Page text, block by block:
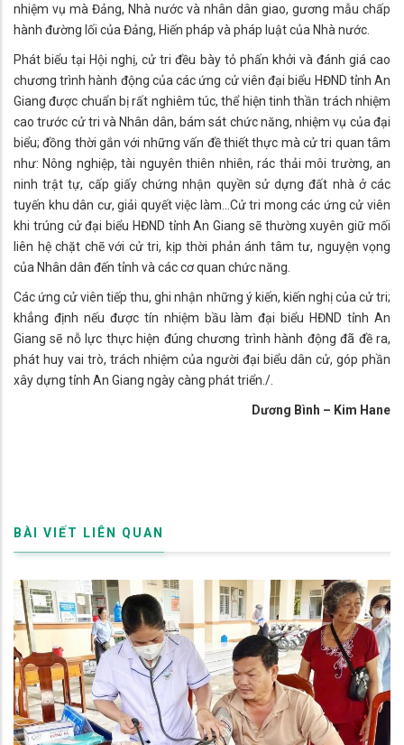
nhiệm vụ mà Đảng, Nhà nước và nhân dân giao, gương mẫu chấp
hành đường lối của Đảng, Hiến pháp và pháp luật của Nhà nước.
Phát biểu tại Hội nghị, cử tri đều bày tỏ phấn khởi và đánh giá cao
chương trình hành động của các ứng cử viên đại biểu HĐND tỉnh An
Giang được chuẩn bị rất nghiêm túc, thể hiện tinh thần trách nhiệm
cao trước cử tri và Nhân dân, bám sát chức năng, nhiệm vụ của đại
biểu; đồng thời gắn với những vấn đề thiết thực mà cử tri quan tâm
như: Nông nghiệp, tài nguyên thiên nhiên, rác thải môi trường, an
ninh trật tự, cấp giấy chứng nhận quyền sử dựng đất nhà ở các
tuyến khu dân cư, giải quyết việc làm…Cử tri mong các ứng cử viên
khi trúng cử đại biểu HĐND tỉnh An Giang sẽ thường xuyên giữ mối
liên hệ chặt chẽ với cử tri, kịp thời phản ánh tâm tư, nguyện vọng
của Nhân dân đến tỉnh và các cơ quan chức năng.
Các ứng cử viên tiếp thu, ghi nhận những ý kiến, kiến nghị của cử tri;
khẳng định nếu được tín nhiệm bầu làm đại biểu HĐND tỉnh An
Giang sẽ nỗ lực thực hiện đúng chương trình hành động đã đề ra,
phát huy vai trò, trách nhiệm của người đại biểu dân cử, góp phần
xây dựng tỉnh An Giang ngày càng phát triển./.
​​​​ Dương Bình – Kim Hane
BÀI VIẾT LIÊN QUAN